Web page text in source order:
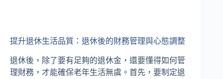
提升退休生活品質：退休後的財務管理與心態調整
退休後，除了要有足夠的退休金，還要懂得如何管
理財務，才能確保老年生活無虞。首先，要制定退